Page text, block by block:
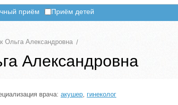
приём Приём детей
Ольга Александровна
Александровна
врача: акушер, гинеколог